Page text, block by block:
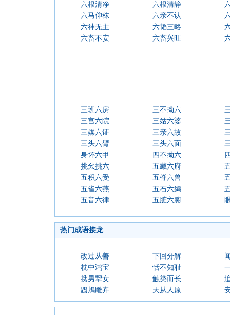
六根清净
六根清静
六马仰秣
六亲不认
六神无主
六韬三略
六畜不安
六畜兴旺
三班六房 三不拗六
三宫六院
三姑六婆
三媒六证
三亲六故
三头六臂
三头六面
身怀六甲
四不拗六
挑幺挑六
五藏六府
五积六受
五脊六兽
五雀六燕
五石六鹢
五音六律
五脏六腑
热门成语接龙
改过从善 下回分解
枕中鸿宝
恬不知耻
携男挈女
触类而长
鶗鴂雕卉
天从人原